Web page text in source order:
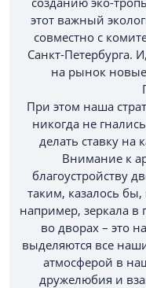
этот важный
совместно с
Санкт-Петербурга.
на рынок
При этом наша
никогда не
делать ставку на
Внимание к
благоустройству
таким, казалось
например, зеркала
во дворах – это
выделяются все
атмосферой в
дружелюбия и